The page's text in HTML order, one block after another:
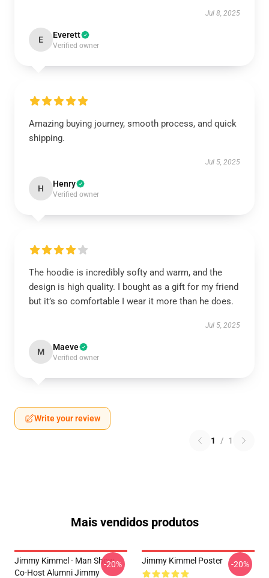
Jul 8, 2025
E Everett
Verified owner
Amazing buying journey, smooth process, and quick
shipping.
Jul 5, 2025
H Henry
Verified owner
The hoodie is incredibly softy and warm, and the
design is high quality. I bought as a gift for my friend
but it’s so comfortable I wear it more than he does.
Jul 5, 2025
M Maeve
Verified owner
Write your review
1 / 1
Mais vendidos produtos
Jimmy Kimmel - Man Show
Co-Host Alumni Jimmy
-20% Jimmy Kimmel Poster -20%